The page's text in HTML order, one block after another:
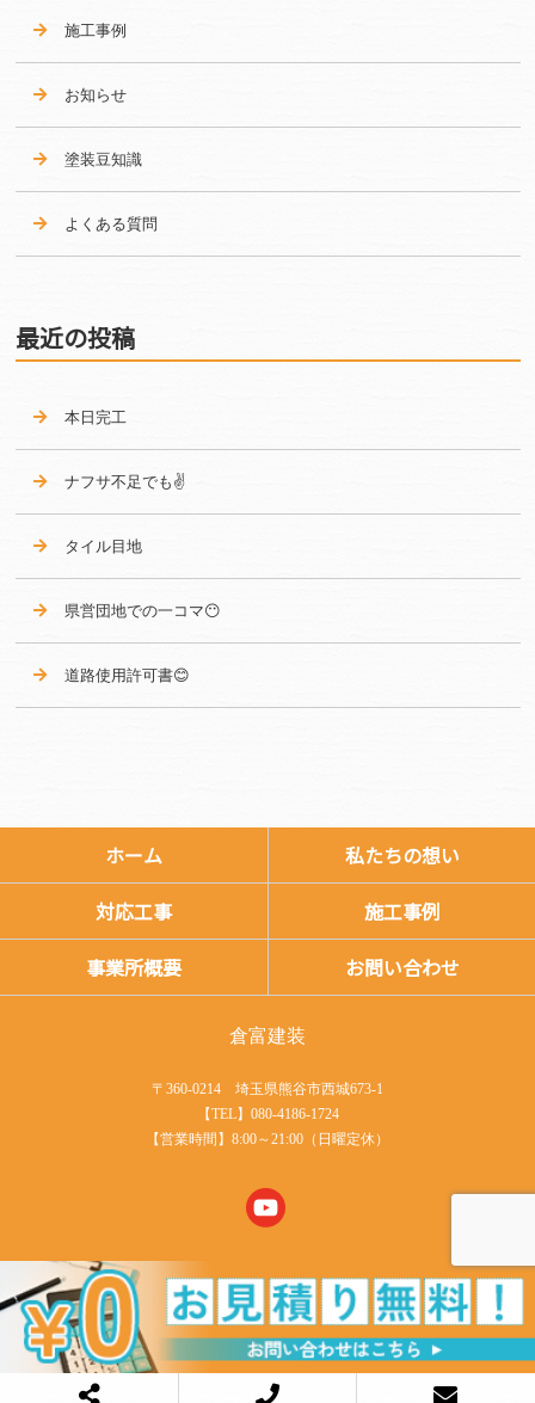
施工事例
お知らせ
塗装豆知識
よくある質問
最近の投稿
本日完工
ナフサ不足でも✌️
タイル目地‍
県営団地での一コマ😶
道路使用許可書😊
ホーム
私たちの想い
対応工事
施工事例
事業所概要
お問い合わせ
倉富建装
〒360-0214 埼玉県熊谷市西城673-1
【TEL】080-4186-1724
【営業時間】8:00～21:00（日曜定休）
COPYRIGHT © 倉富建装 All rights reserved.